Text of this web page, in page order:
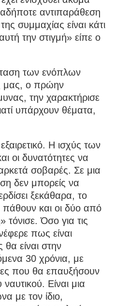
αντιπαράθεση
συμμαχίας είναι κάτι
την στιγμή» είπε ο
των ενόπλων
μας, ο πρώην
την χαρακτήρισε
υπάρχουν θέματα,
Η ισχύς των
οι δυνατότητες να
σοβαρές. Σε μια
δεν μπορείς να
ξεκάθαρα, το
πάθουν και οι δύο από
τόνισε. Όσο για τις
πως είναι
θα είναι στην
30 χρόνια, με
που θα επαυξήσουν
Είναι μια
με τον ίδιο,